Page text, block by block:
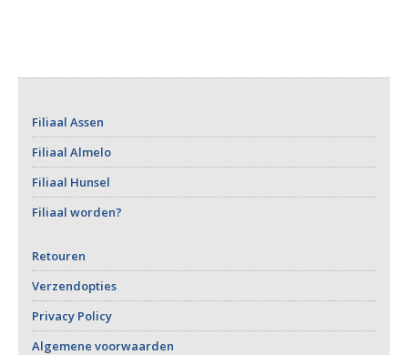
Filiaal Assen
Filiaal Almelo
Filiaal Hunsel
Filiaal worden?
Retouren
Verzendopties
Privacy Policy
Algemene voorwaarden